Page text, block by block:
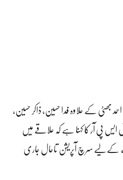
بھٹی کے علاوہ فدا حسین، ذاکر حسین،
ایس پی آر کا کہنا ہے کہ علاقے میں
کے لیے سرچ آپریشن تاحال جاری